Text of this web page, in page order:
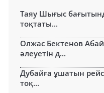
Таяу Шығыс
тоқтаты...
Олжас Бектенов
әлеуетін д...
Дубайға ұшатын
тоқ...